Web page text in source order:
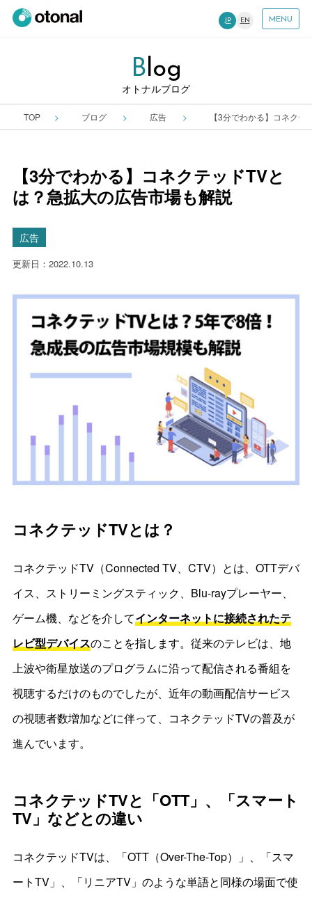
JP EN MENU
BLog
オトナルブログ
TOP ブログ 広告 【3分でわかる】コネク
【3分でわかる】コネクテッドTVと
は？急拡大の広告市場も解説
広告
更新日：2022.10.13
コネクテッドTVとは？
コネクテッドTV（Connected TV、CTV）とは、OTTデバ
イス、ストリーミングスティック、Blu-rayプレーヤー、
ゲーム機、などを介してインターネットに接続されたテ
レビ型デバイスのことを指します。従来のテレビは、地
上波や衛星放送のプログラムに沿って配信される番組を
視聴するだけのものでしたが、近年の動画配信サービス
の視聴者数増加などに伴って、コネクテッドTVの普及が
進んでいます。
コネクテッドTVと「OTT」、「スマート
TV」などとの違い
コネクテッドTVは、「OTT（Over-The-Top）」、「スマ
ートTV」、「リニアTV」のような単語と同様の場面で使